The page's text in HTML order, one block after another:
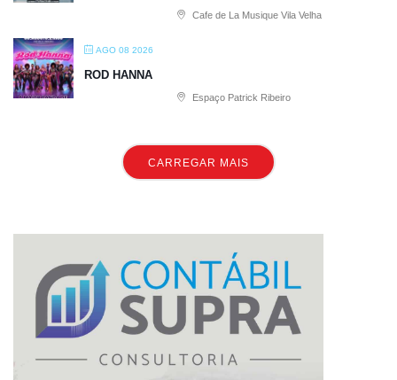
Cafe de La Musique Vila Velha
AGO 08 2026
ROD HANNA
Espaço Patrick Ribeiro
CARREGAR MAIS